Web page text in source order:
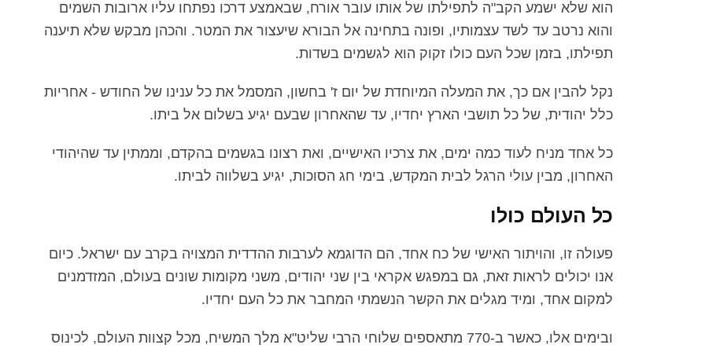
הוא שלא ישמע הקב"ה לתפילתו של אותו עובר אורח, שבאמצע דרכו נפתחו עליו ארובות השמים
והוא נרטב עד לשד עצמותיו, ופונה בתחינה אל הבורא שיעצור את המטר. והכהן מבקש שלא תיענה
תפילתו, בזמן שכל העם כולו זקוק הוא לגשמים בשדות.
נקל להבין אם כך, את המעלה המיוחדת של יום ז' בחשון, המסמל את כל ענינו של החודש - אחריות
כלל יהודית, של כל תושבי הארץ יחדיו, עד שהאחרון שבעם יגיע בשלום אל ביתו.
כל אחד מניח לעוד כמה ימים, את צרכיו האישיים, ואת רצונו בגשמים בהקדם, וממתין עד שהיהודי
האחרון, מבין עולי הרגל לבית המקדש, בימי חג הסוכות, יגיע בשלווה לביתו.
כל העולם כולו
פעולה זו, והויתור האישי של כח אחד, הם הדוגמא לערבות ההדדית המצויה בקרב עם ישראל. כיום
אנו יכולים לראות זאת, גם במפגש אקראי בין שני יהודים, משני מקומות שונים בעולם, המזדמנים
למקום אחד, ומיד מגלים את הקשר הנשמתי המחבר את כל העם יחדיו.
ובימים אלו, כאשר ב-770 מתאספים שלוחי הרבי שליט"א מלך המשיח, מכל קצוות העולם, לכינוס